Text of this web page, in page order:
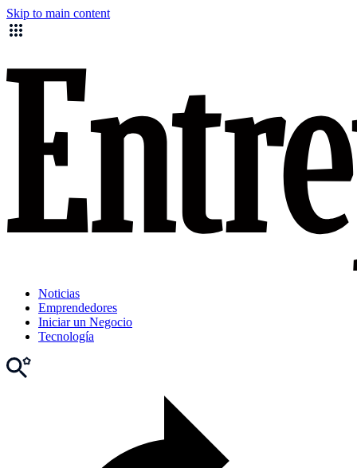
Skip to main content
Noticias
Emprendedores
Iniciar un Negocio
Tecnología